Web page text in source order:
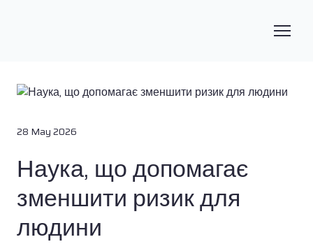
28 May 2026
Наука, що допомагає
зменшити ризик для
людини